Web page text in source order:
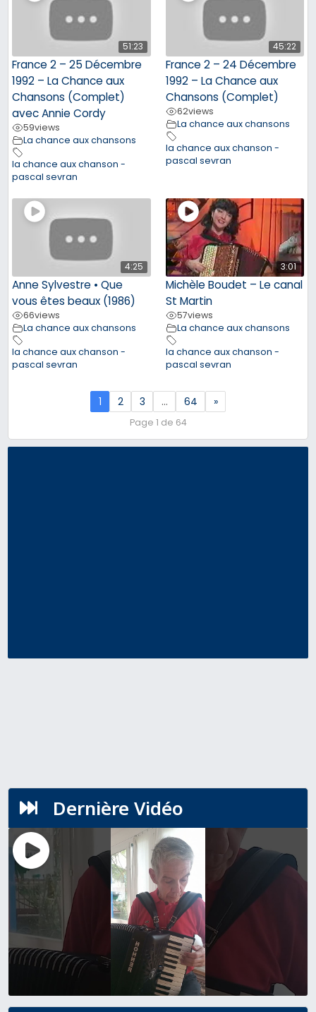
51:23
France 2 – 25 Décembre
1992 – La Chance aux
Chansons (Complet)
avec Annie Cordy
59views
La chance aux chansons
la chance aux chanson -
pascal sevran
45:22
France 2 – 24 Décembre
1992 – La Chance aux
Chansons (Complet)
62views
La chance aux chansons
la chance aux chanson -
pascal sevran
4:25
Anne Sylvestre • Que
vous êtes beaux (1986)
66views
La chance aux chansons
la chance aux chanson -
pascal sevran
3:01
Michèle Boudet – Le canal
St Martin
57views
La chance aux chansons
la chance aux chanson -
pascal sevran
1 2 3 … 64 »
Page 1 de 64
 Dernière Vidéo